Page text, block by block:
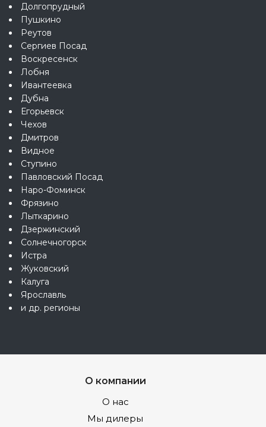
Долгопрудный
Пушкино
Реутов
Сергиев Посад
Воскресенск
Лобня
Ивантеевка
Дубна
Егорьевск
Чехов
Дмитров
Видное
Ступино
Павловский Посад
Наро-Фоминск
Фрязино
Лыткарино
Дзержинский
Солнечногорск
Истра
Жуковский
Калуга
Ярославль
и др. регионы
О компании
О нас
Мы дилеры